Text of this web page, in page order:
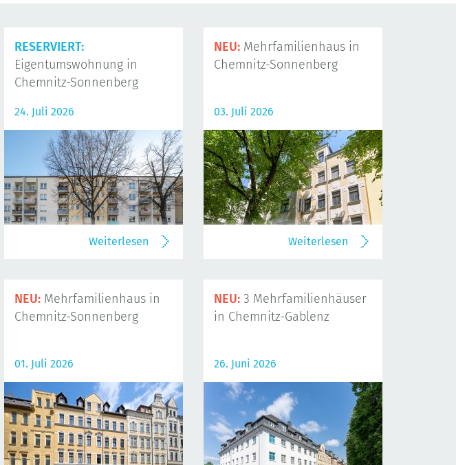
RESERVIERT:
Eigentumswohnung in
Chemnitz-Sonnenberg
24. Juli 2026
Weiterlesen
NEU: Mehrfamilienhaus in
Chemnitz-Sonnenberg
03. Juli 2026
Weiterlesen
NEU: Mehrfamilienhaus in
Chemnitz-Sonnenberg
01. Juli 2026
NEU: 3 Mehrfamilienhäuser
in Chemnitz-Gablenz
26. Juni 2026